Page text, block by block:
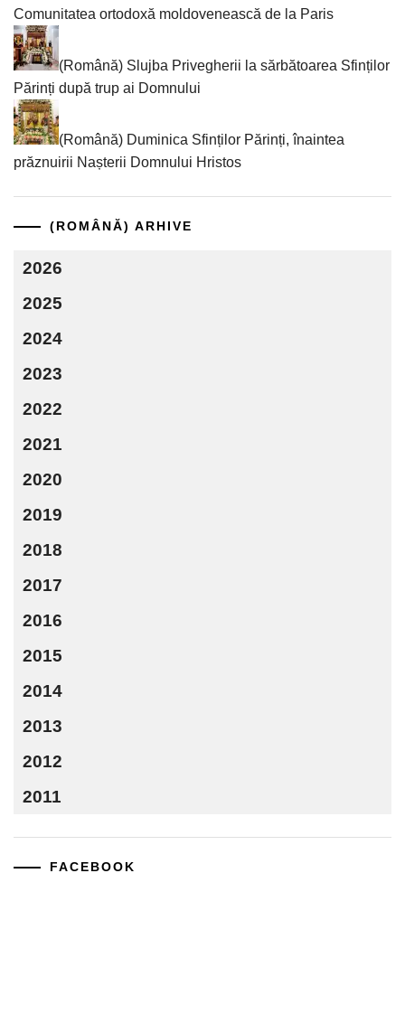
Comunitatea ortodoxă moldovenească de la Paris
(Română) Slujba Privegherii la sărbătoarea Sfinților
Părinți după trup ai Domnului
(Română) Duminica Sfinților Părinți, înaintea
prăznuirii Nașterii Domnului Hristos
(ROMÂNĂ) ARHIVE
2026
2025
2024
2023
2022
2021
2020
2019
2018
2017
2016
2015
2014
2013
2012
2011
FACEBOOK